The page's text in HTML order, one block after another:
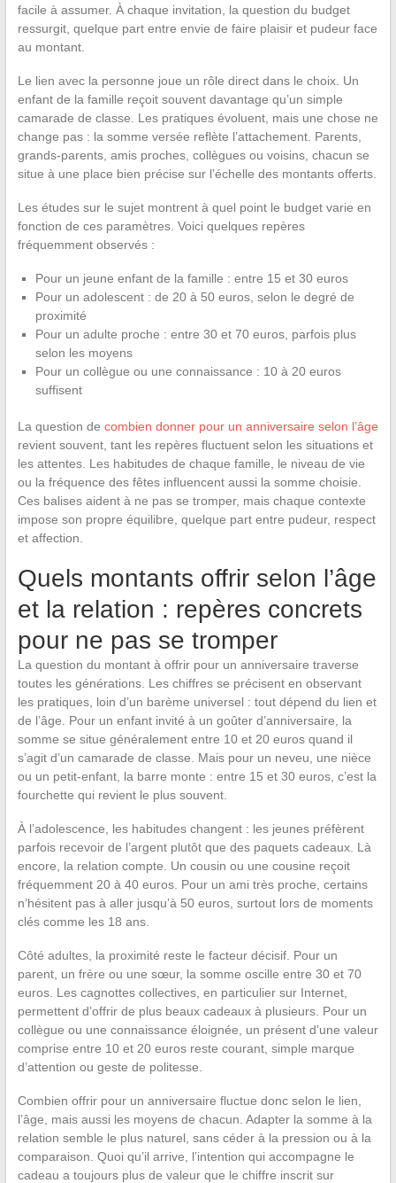
facile à assumer. À chaque invitation, la question du budget
ressurgit, quelque part entre envie de faire plaisir et pudeur face
au montant.
Le lien avec la personne joue un rôle direct dans le choix. Un
enfant de la famille reçoit souvent davantage qu’un simple
camarade de classe. Les pratiques évoluent, mais une chose ne
change pas : la somme versée reflète l’attachement. Parents,
grands-parents, amis proches, collègues ou voisins, chacun se
situe à une place bien précise sur l’échelle des montants offerts.
Les études sur le sujet montrent à quel point le budget varie en
fonction de ces paramètres. Voici quelques repères
fréquemment observés :
Pour un jeune enfant de la famille : entre 15 et 30 euros
Pour un adolescent : de 20 à 50 euros, selon le degré de
proximité
Pour un adulte proche : entre 30 et 70 euros, parfois plus
selon les moyens
Pour un collègue ou une connaissance : 10 à 20 euros
suffisent
La question de combien donner pour un anniversaire selon l’âge
revient souvent, tant les repères fluctuent selon les situations et
les attentes. Les habitudes de chaque famille, le niveau de vie
ou la fréquence des fêtes influencent aussi la somme choisie.
Ces balises aident à ne pas se tromper, mais chaque contexte
impose son propre équilibre, quelque part entre pudeur, respect
et affection.
Quels montants offrir selon l’âge
et la relation : repères concrets
pour ne pas se tromper
La question du montant à offrir pour un anniversaire traverse
toutes les générations. Les chiffres se précisent en observant
les pratiques, loin d’un barème universel : tout dépend du lien et
de l’âge. Pour un enfant invité à un goûter d’anniversaire, la
somme se situe généralement entre 10 et 20 euros quand il
s’agit d’un camarade de classe. Mais pour un neveu, une nièce
ou un petit-enfant, la barre monte : entre 15 et 30 euros, c’est la
fourchette qui revient le plus souvent.
À l’adolescence, les habitudes changent : les jeunes préfèrent
parfois recevoir de l’argent plutôt que des paquets cadeaux. Là
encore, la relation compte. Un cousin ou une cousine reçoit
fréquemment 20 à 40 euros. Pour un ami très proche, certains
n’hésitent pas à aller jusqu’à 50 euros, surtout lors de moments
clés comme les 18 ans.
Côté adultes, la proximité reste le facteur décisif. Pour un
parent, un frère ou une sœur, la somme oscille entre 30 et 70
euros. Les cagnottes collectives, en particulier sur Internet,
permettent d’offrir de plus beaux cadeaux à plusieurs. Pour un
collègue ou une connaissance éloignée, un présent d’une valeur
comprise entre 10 et 20 euros reste courant, simple marque
d’attention ou geste de politesse.
Combien offrir pour un anniversaire fluctue donc selon le lien,
l’âge, mais aussi les moyens de chacun. Adapter la somme à la
relation semble le plus naturel, sans céder à la pression ou à la
comparaison. Quoi qu’il arrive, l’intention qui accompagne le
cadeau a toujours plus de valeur que le chiffre inscrit sur